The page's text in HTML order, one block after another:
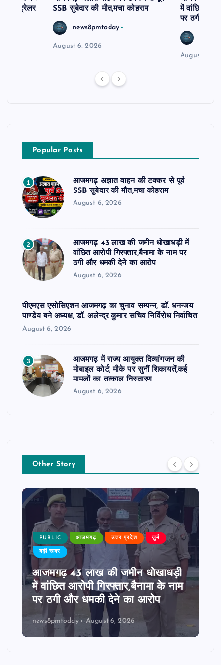
खड़े ट्रेलर
SSB सुबेदार की मौत,मचा कोहराम
news8pmtoday
August 6, 2026
में वांछित
पर ठगी और
August 6,
Popular Posts
1
आजमगढ़ अज्ञात वाहन की टक्कर से पूर्व
SSB सुबेदार की मौत,मचा कोहराम
August 6, 2026
2
आजमगढ़ 43 लाख की जमीन धोखाधड़ी में
वांछित आरोपी गिरफ्तार,बैनामा के नाम पर
ठगी और धमकी देने का आरोप
August 6, 2026
पीएमएस एसोसिएशन आजमगढ़ का चुनाव सम्पन्न, डॉ. धनन्जय
पाण्डेय बने अध्यक्ष, डॉ. अलेन्द्र कुमार सचिव निर्विरोध निर्वाचित
August 6, 2026
3
आजमगढ़ में राज्य आयुक्त दिव्यांगजन की
मोबाइल कोर्ट, मौके पर सुनीं शिकायतें,कई
मामलों का तत्काल निस्तारण
August 6, 2026
Other Story
PUBLIC आजमगढ़ उत्तर प्रदेश जुर्म
बड़ी खबर
आजमगढ़ 43 लाख की जमीन धोखाधड़ी
में वांछित आरोपी गिरफ्तार,बैनामा के नाम
पर ठगी और धमकी देने का आरोप
news8pmtoday August 6, 2026